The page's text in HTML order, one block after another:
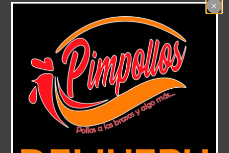
En el laboratorio de Fisiología y biología molecular vegetal del INIA La
Cruz se partió con una serie de ensayos experimentales para el
desarrollo de bioenvases nanoformulados inteligentes que extienden la
vida útil y preservan la calidad y seguridad de los alimentos. Además se
trabaja en productos e innovaciones para aumentar o reducir ciertos
componentes presentes en los alimentos, ya sean deseados y no
deseados.
La nanotecnología en la industria alimentaria es un enorme desafío y
elINIA no está ajeno a este reto sobre todo ahora que la alimentación es
más personalizada y los grupos de consumo tienen necesidades